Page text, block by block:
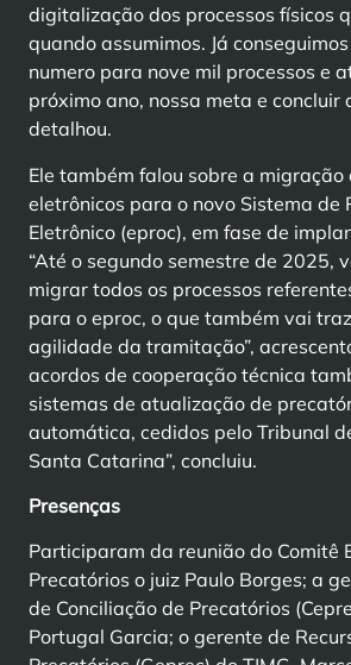
digitalização dos processos físicos
quando assumimos. Já
numero para nove mil processos e
próximo ano, nossa meta e concluir
detalhou.
Ele também falou sobre a migração
eletrônicos para o novo Sistema de
Eletrônico (eproc), em fase de
“Até o segundo semestre de 2025,
migrar todos os processos
para o eproc, o que também vai
agilidade da tramitação”,
acordos de cooperação técnica
sistemas de atualização de
automática, cedidos pelo Tribunal
Santa Catarina”, concluiu.
Presenças
Participaram da reunião do Comitê
Precatórios o juiz Paulo Borges; a
de Conciliação de Precatórios
Portugal Garcia; o gerente de